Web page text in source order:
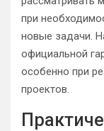
при
новые задачи.
официальной
особенно при
проектов.